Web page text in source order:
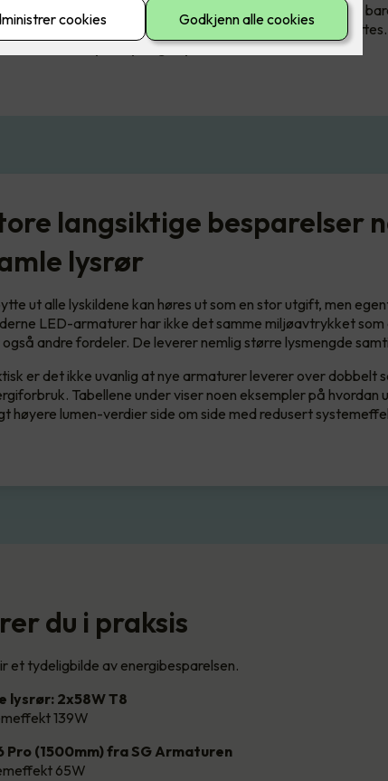
har vært forbudt siden høsten 2023, og dermed er det
må gjøre noe med belysning der lysstoffrør benyttes.
noe du vil spare penger på over tid!
langsiktige besparelser
lysrør
ut alle lyskildene kan høres ut som en stor utgift, men
LED-armaturer har ikke det samme miljøavtrykket
også andre fordeler. De leverer nemlig større lysmengde
er det ikke uvanlig at nye armaturer leverer over dobbelt
Tabellene under viser noen eksempler på
høyere lumen-verdier side om side med redusert
du i praksis
et tydeligbilde av energibesparelsen.
lysrør: 2x58W T8
139W
(1500mm) fra SG Armaturen
65W